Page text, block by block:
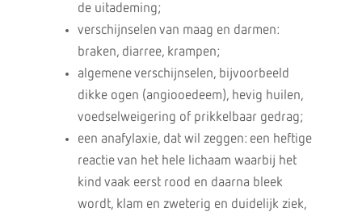
de uitademing;
verschijnselen van maag en darmen:
braken, diarree, krampen;
algemene verschijnselen, bijvoorbeeld
dikke ogen (angiooedeem), hevig huilen,
voedselweigering of prikkelbaar gedrag;
een anafylaxie, dat wil zeggen: een heftige
reactie van het hele lichaam waarbij het
kind vaak eerst rood en daarna bleek
wordt, klam en zweterig en duidelijk ziek,